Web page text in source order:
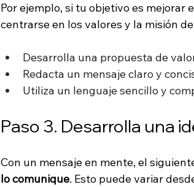
Por ejemplo, si tu objetivo es mejorar
centrarse en los valores y la misión
Desarrolla una propuesta de
Redacta un mensaje claro y
Utiliza un lenguaje sencillo y
Paso 3. Desarrolla una
Con un mensaje en mente, el
lo comunique. Esto puede variar